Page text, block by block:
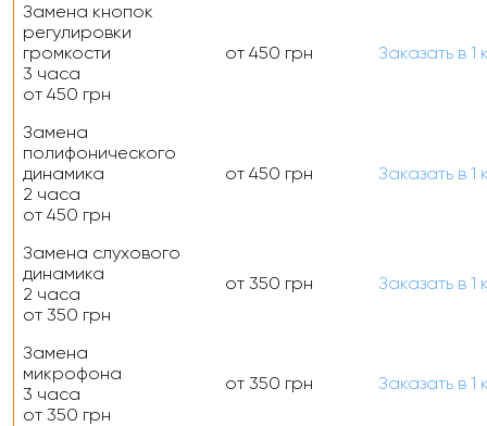
Замена кнопок
регулировки
громкости
3 часа
от 450 грн
от 450 грн Заказатьв 1
Замена
полифонического
динамика
2 часа
от 450 грн
от 450 грн Заказатьв 1
Замена слухового
динамика
2 часа
от 350 грн
от 350 грн Заказатьв 1
Замена
микрофона
3 часа
от 350 грн
от 350 грн Заказатьв 1